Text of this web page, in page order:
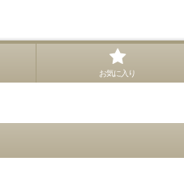
お気に入り